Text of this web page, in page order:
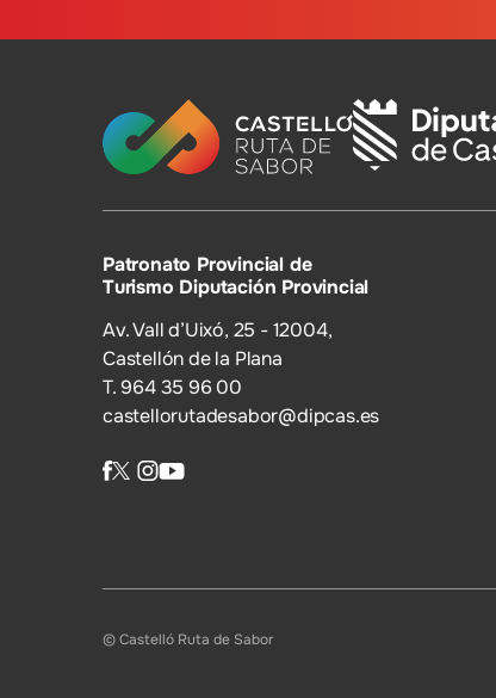
Patronato Provincial de
Turismo Diputación Provincial
Av. Vall d’Uixó, 25 - 12004,
Castellón de la Plana
T. 964 35 96 00
castellorutadesabor@dipcas.es
© Castelló Ruta de Sabor